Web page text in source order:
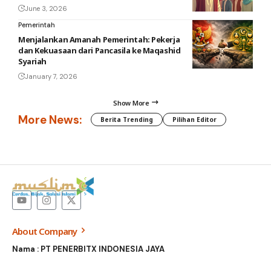
June 3, 2026
Pemerintah
Menjalankan Amanah Pemerintah: Pekerja
dan Kekuasaan dari Pancasila ke Maqashid
Syariah
January 7, 2026
Show More
More News: Berita Trending Pilihan Editor
About Company
Nama : PT PENERBITX INDONESIA JAYA